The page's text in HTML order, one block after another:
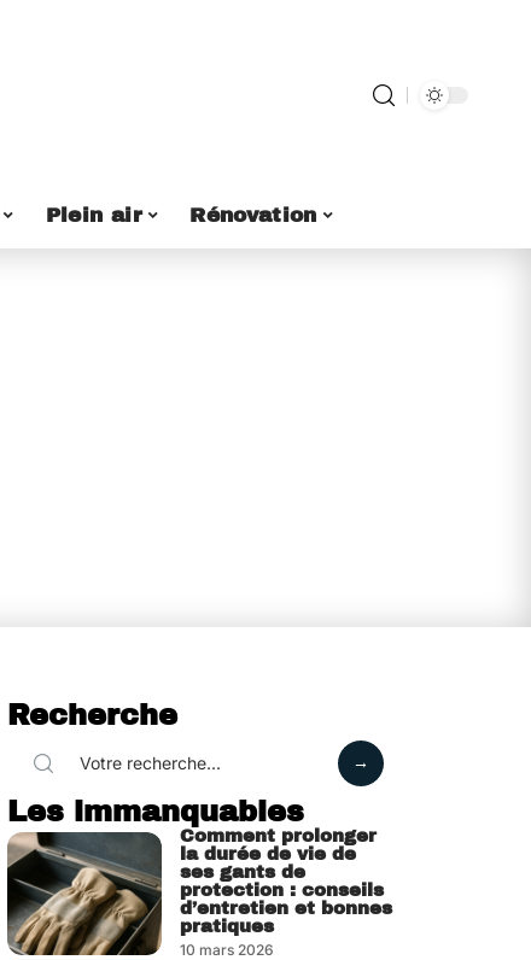
Plein air Rénovation
Recherche
Les immanquables
Comment prolonger
la durée de vie de
ses gants de
protection : conseils
d’entretien et bonnes
pratiques
10 mars 2026